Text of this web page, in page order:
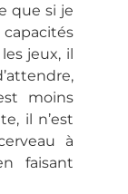
que si je
jeux, il
moins
il n’est
à
faisant